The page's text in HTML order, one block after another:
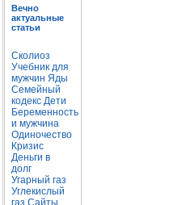
Вечно
актуальные
статьи
Сколиоз
Учебник для
мужчин Яды
Семейный
кодекс Дети
Беременность
и мужчина
Одиночество
Кризис
Деньги в
долг
Угарный газ
Углекислый
газ Сайты